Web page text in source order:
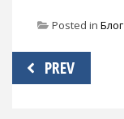
Posted in Блог
Навигация
по
PREV